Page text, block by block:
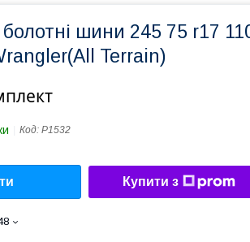
болотні шини 245 75 r17
Terrain)
Код: P1532
Купити з